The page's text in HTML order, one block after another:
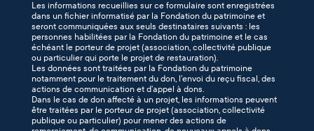
Les informations recueillies sur ce formulaire sont enregistrées
dans un fichier informatisé par la Fondation du patrimoine et
seront communiquées aux seuls destinataires suivants : les
personnes habilitées par la Fondation du patrimoine et le cas
échéant le porteur de projet (association, collectivité publique
ou particulier qui porte le projet de restauration).
Les données sont traitées par la Fondation du patrimoine
notamment pour le traitement du don, l’envoi du reçu fiscal, des
actions de communication et d’appel à dons.
Dans le cas de don affecté à un projet, les informations peuvent
être traitées par le porteur de projet (association, collectivité
publique ou particulier) pour mener des actions de